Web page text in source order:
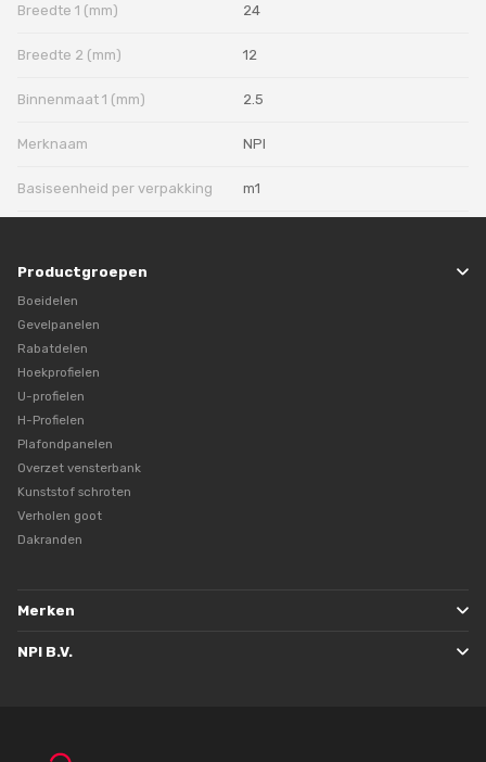
Breedte 1 (mm) 24
Breedte 2 (mm) 12
Binnenmaat 1 (mm) 2.5
Merknaam NPI
Basiseenheid per verpakking m1
Productgroepen
Boeidelen
Gevelpanelen
Rabatdelen
Hoekprofielen
U-profielen
H-Profielen
Plafondpanelen
Overzet vensterbank
Kunststof schroten
Verholen goot
Dakranden
Merken
NPI B.V.